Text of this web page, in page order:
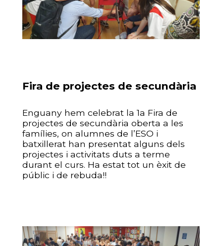
Fira de projectes de secundària
Enguany hem celebrat la 1a Fira de
projectes de secundària oberta a les
famílies, on alumnes de l’ESO i
batxillerat han presentat alguns dels
projectes i activitats duts a terme
durant el curs. Ha estat tot un èxit de
públic i de rebuda!!